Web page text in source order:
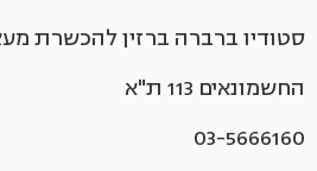
סטודיו ברברה ברזין להכשרת
החשמונאים 113 ת"א
03-5666160